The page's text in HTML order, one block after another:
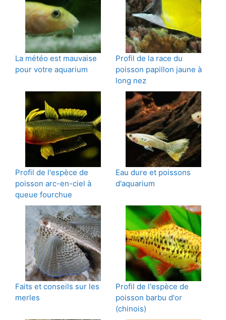
La météo est mauvaise
pour votre aquarium
Profil de la race du
poisson papillon jaune à
long nez
Profil de l'espèce de
poisson arc-en-ciel à
queue fourchue
Eau dure et poissons
d'aquarium
Faits et conseils sur les
merles
Profil de l'espèce de
poisson barbu d'or
(chinois)